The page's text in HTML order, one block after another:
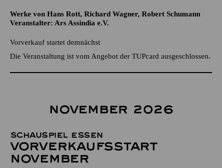
Werke von Hans Rott, Richard Wagner, Robert Schumann
Veranstalter: Ars Assindia e.V.
Vorverkauf startet demnächst
Die Veranstaltung ist vom Angebot der TUPcard ausgeschlossen.
NOVEMBER 2026
Schauspiel Essen
Vor­verkaufs­start
November